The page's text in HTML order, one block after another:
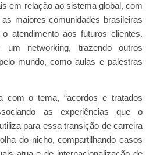
em relação ao sistema global, com
maiores comunidades brasileiras
atendimento aos futuros clientes.
um networking, trazendo outros
mundo, como aulas e palestras
com o tema, “acordos e tratados
as experiências que o
para essa transição de carreira
do nicho, compartilhando casos